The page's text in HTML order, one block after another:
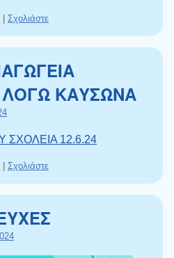
Σχολιάστε
ΚΑΥΣΩΝΑ
12.6.24
Σχολιάστε